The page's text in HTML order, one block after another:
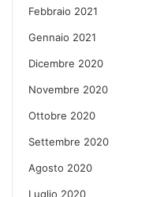
Febbraio 2021
Gennaio 2021
Dicembre 2020
Novembre 2020
Ottobre 2020
Settembre 2020
Agosto 2020
Luglio 2020